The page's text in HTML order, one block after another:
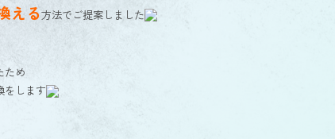
える方法でご提案しました
ため
をします